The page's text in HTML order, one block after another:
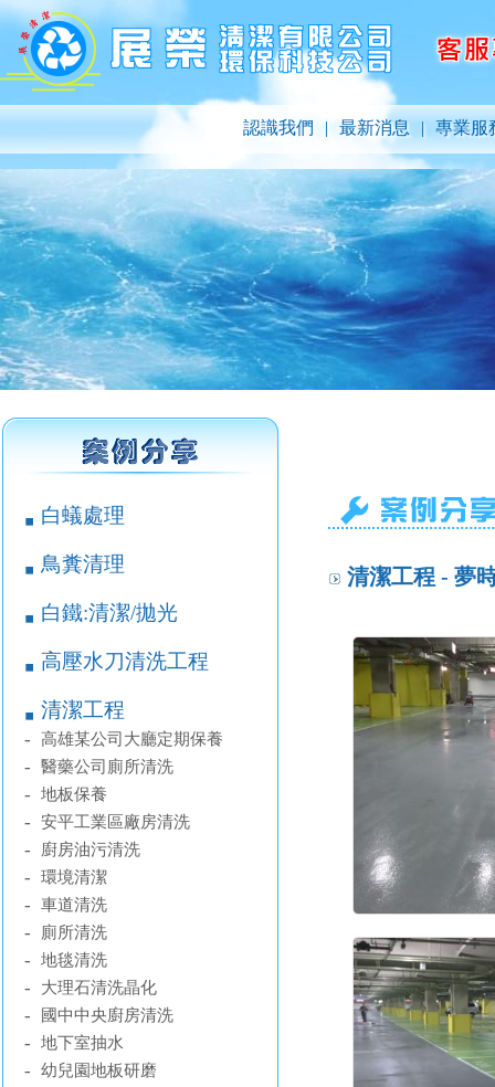
認識我們 | 最新消息 | 專業服
￭ 白蟻處理
￭ 鳥糞清理
￭ 白鐵:清潔/拋光
￭ 高壓水刀清洗工程
￭ 清潔工程
- 高雄某公司大廳定期保養
- 醫藥公司廁所清洗
- 地板保養
- 安平工業區廠房清洗
- 廚房油污清洗
- 環境清潔
- 車道清洗
- 廁所清洗
- 地毯清洗
- 大理石清洗晶化
- 國中中央廚房清洗
- 地下室抽水
- 幼兒園地板研磨
清潔工程 - 夢